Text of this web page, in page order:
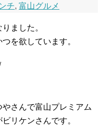
チ, 富山グルメ
ました。
を欲しています。
さんで富山プレミアム
リケンさんです。